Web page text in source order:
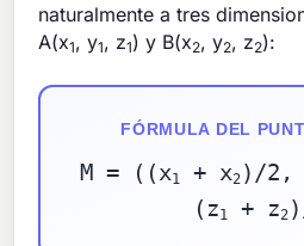
naturalmente a tres
A(x1, y1, z1) y B(x2, y2, z2):
FÓRMULA DEL
M = ((x1 + x2 )/2,
(z1 + z2